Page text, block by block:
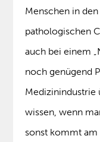
Menschen in
pathologischen
auch bei einem
noch genügend
Medizinindustrie
wissen, wenn
sonst kommt am